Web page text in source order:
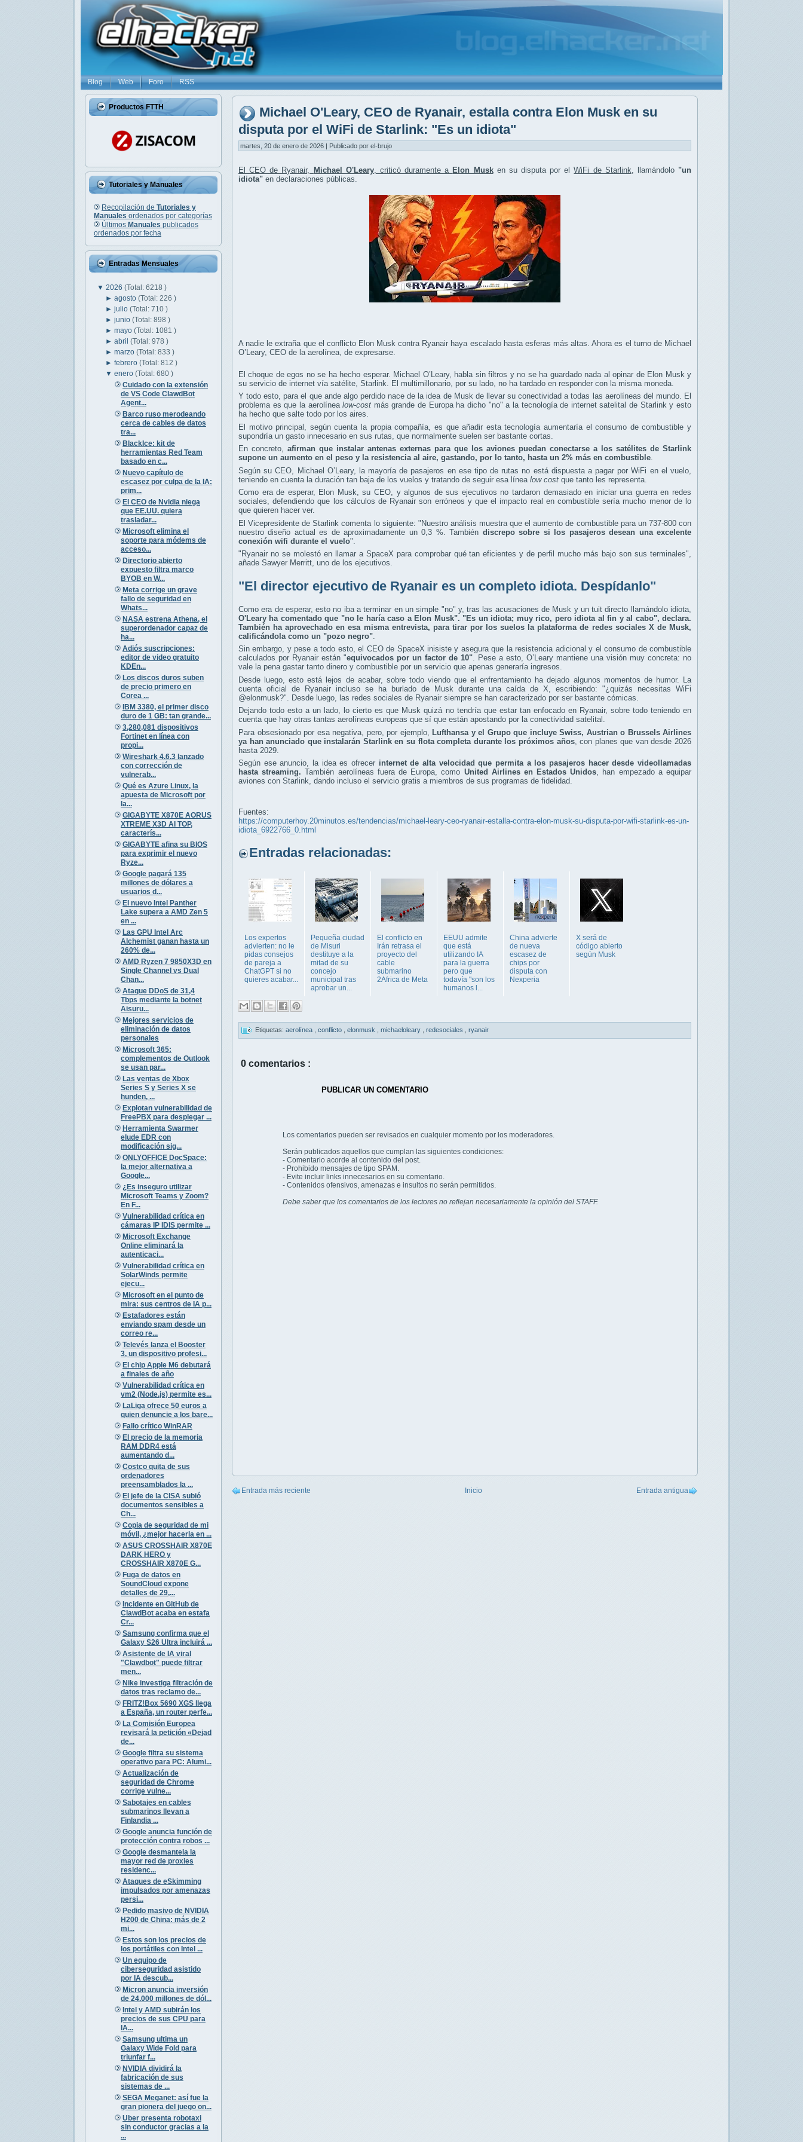
Blog Web Foro RSS
Productos FTTH
Tutoriales y Manuales
Recopilación de Tutoriales y
Manuales ordenados por categorías
Últimos Manuales publicados
ordenados por fecha
Entradas Mensuales
▼ 2026 (Total: 6218 )
►agosto(Total: 226 )
►julio(Total: 710 )
►junio(Total: 898 )
►mayo(Total: 1081 )
►abril(Total: 978 )
►marzo(Total: 833 )
►febrero(Total: 812 )
▼enero(Total: 680 )
Cuidado con la extensión
de VS Code ClawdBot
Agent...
Barco ruso merodeando
cerca de cables de datos
tra...
BlackIce: kit de
herramientas Red Team
basado en c...
Nuevo capítulo de
escasez por culpa de la IA:
prim...
El CEO de Nvidia niega
que EE.UU. quiera
trasladar...
Microsoft elimina el
soporte para módems de
acceso...
Directorio abierto
expuesto filtra marco
BYOB en W...
Meta corrige un grave
fallo de seguridad en
Whats...
NASA estrena Athena, el
superordenador capaz de
ha...
Adiós suscripciones:
editor de video gratuito
KDEn...
Los discos duros suben
de precio primero en
Corea ...
IBM 3380, el primer disco
duro de 1 GB: tan grande...
3,280,081 dispositivos
Fortinet en línea con
propi...
Wireshark 4.6.3 lanzado
con corrección de
vulnerab...
Qué es Azure Linux, la
apuesta de Microsoft por
la...
GIGABYTE X870E AORUS
XTREME X3D AI TOP,
caracterís...
GIGABYTE afina su BIOS
para exprimir el nuevo
Ryze...
Google pagará 135
millones de dólares a
usuarios d...
El nuevo Intel Panther
Lake supera a AMD Zen 5
en ...
Las GPU Intel Arc
Alchemist ganan hasta un
260% de...
AMD Ryzen 7 9850X3D en
Single Channel vs Dual
Chan...
Ataque DDoS de 31,4
Tbps mediante la botnet
Aisuru...
Mejores servicios de
eliminación de datos
personales
Microsoft 365:
complementos de Outlook
se usan par...
Las ventas de Xbox
Series S y Series X se
hunden, ...
Explotan vulnerabilidad de
FreePBX para desplegar ...
Herramienta Swarmer
elude EDR con
modificación sig...
ONLYOFFICE DocSpace:
la mejor alternativa a
Google...
¿Es inseguro utilizar
Microsoft Teams y Zoom?
En F...
Vulnerabilidad crítica en
cámaras IP IDIS permite ...
Microsoft Exchange
Online eliminará la
autenticaci...
Vulnerabilidad crítica en
SolarWinds permite
ejecu...
Microsoft en el punto de
mira: sus centros de IA p...
Estafadores están
enviando spam desde un
correo re...
Televés lanza el Booster
3, un dispositivo profesi...
El chip Apple M6 debutará
a finales de año
Vulnerabilidad crítica en
vm2 (Node.js) permite es...
LaLiga ofrece 50 euros a
quien denuncie a los bare...
Fallo crítico WinRAR
El precio de la memoria
RAM DDR4 está
aumentando d...
Costco quita de sus
ordenadores
preensamblados la ...
El jefe de la CISA subió
documentos sensibles a
Ch...
Copia de seguridad de mi
móvil, ¿mejor hacerla en ...
ASUS CROSSHAIR X870E
DARK HERO y
CROSSHAIR X870E G...
Fuga de datos en
SoundCloud expone
detalles de 29,...
Incidente en GitHub de
ClawdBot acaba en estafa
Cr...
Samsung confirma que el
Galaxy S26 Ultra incluirá ...
Asistente de IA viral
"Clawdbot" puede filtrar
men...
Nike investiga filtración de
datos tras reclamo de...
FRITZ!Box 5690 XGS llega
a España, un router perfe...
La Comisión Europea
revisará la petición «Dejad
de...
Google filtra su sistema
operativo para PC: Alumi...
Actualización de
seguridad de Chrome
corrige vulne...
Sabotajes en cables
submarinos llevan a
Finlandia ...
Google anuncia función de
protección contra robos ...
Google desmantela la
mayor red de proxies
residenc...
Ataques de eSkimming
impulsados por amenazas
persi...
Pedido masivo de NVIDIA
H200 de China: más de 2
mi...
Estos son los precios de
los portátiles con Intel ...
Un equipo de
ciberseguridad asistido
por IA descub...
Micron anuncia inversión
de 24.000 millones de dól...
Intel y AMD subirán los
precios de sus CPU para
IA...
Samsung ultima un
Galaxy Wide Fold para
triunfar f...
NVIDIA dividirá la
fabricación de sus
sistemas de ...
SEGA Meganet: así fue la
gran pionera del juego on...
Uber presenta robotaxi
sin conductor gracias a la
...
Michael O'Leary, CEO de Ryanair, estalla contra Elon Musk en su
disputa por el WiFi de Starlink: "Es un idiota"
martes, 20 de enero de 2026 | Publicado por el-brujo
El CEO de Ryanair, Michael O'Leary, criticó duramente a Elon Musken su disputa por elWiFi de Starlink , llamándolo "un
idiota" en declaraciones públicas.
A nadie le extraña que el conflicto Elon Musk contra Ryanair haya escalado hasta esferas más altas. Ahora es el turno de Michael
O’Leary, CEO de la aerolínea, de expresarse.
El choque de egos no se ha hecho esperar. Michael O’Leary, habla sin filtros y no se ha guardado nada al opinar de Elon Musk y
su servicio de internet vía satélite, Starlink. El multimillonario, por su lado, no ha tardado en responder con la misma moneda.
Y todo esto, para el que ande algo perdido nace de la idea de Musk de llevar su conectividad a todas las aerolíneas del mundo. El
problema es que la aerolínealow‑cost más grande de Europa ha dicho "no" a la tecnología de internet satelital de Starlink y esto
ha hecho que salte todo por los aires.
El motivo principal, según cuenta la propia compañía, es que añadir esta tecnología aumentaría el consumo de combustible y
supondría un gasto innecesario en sus rutas, que normalmente suelen ser bastante cortas.
En concreto, afirman que instalar antenas externas para que los aviones puedan conectarse a los satélites de Starlink
supone un aumento en el peso y la resistencia al aire, gastando, por lo tanto, hasta un 2% más en combustible.
Según su CEO, Michael O’Leary, la mayoría de pasajeros en ese tipo de rutas no está dispuesta a pagar por WiFi en el vuelo,
teniendo en cuenta la duración tan baja de los vuelos y tratando de seguir esa línea low cost que tanto les representa.
Como era de esperar, Elon Musk, su CEO, y algunos de sus ejecutivos no tardaron demasiado en iniciar una guerra en redes
sociales, defendiendo que los cálculos de Ryanair son erróneos y que el impacto real en combustible sería mucho menor de lo
que quieren hacer ver.
El Vicepresidente de Starlink comenta lo siguiente: "Nuestro análisis muestra que el aumento de combustible para un 737-800 con
nuestro diseño actual es de aproximadamente un 0,3 %. También discrepo sobre si los pasajeros desean una excelente
conexión wifi durante el vuelo".
"Ryanair no se molestó en llamar a SpaceX para comprobar qué tan eficientes y de perfil mucho más bajo son sus terminales",
añade Sawyer Merritt, uno de los ejecutivos.
"El director ejecutivo de Ryanair es un completo idiota. Despídanlo"
Como era de esperar, esto no iba a terminar en un simple "no" y, tras las acusaciones de Musk y un tuit directo llamándolo idiota,
O'Leary ha comentado que "no le haría caso a Elon Musk". "Es un idiota; muy rico, pero idiota al fin y al cabo", declara.
También ha aprovechado en esa misma entrevista, para tirar por los suelos la plataforma de redes sociales X de Musk,
calificándola como un "pozo negro"
Sin embargo, y pese a todo esto, el CEO de SpaceX inisiste y asegura que la resistencia adicional y el consumo de combustible
calculados por Ryanair están "equivocados por un factor de 10". Pese a esto, O’Leary mantiene una visión muy concreta: no
vale la pena gastar tanto dinero y combustible por un servicio que apenas generaría ingresos.
Desde luego, esto está lejos de acabar, sobre todo viendo que el enfrentamiento ha dejado algunos momentos de humor. La
cuenta oficial de Ryanair incluso se ha burlado de Musk durante una caída de X, escribiendo: "¿quizás necesitas WiFi
@elonmusk?". Desde luego, las redes sociales de Ryanair siempre se han caracterizado por ser bastante cómicas.
Dejando todo esto a un lado, lo cierto es que Musk quizá no tendría que estar tan enfocado en Ryanair, sobre todo teniendo en
cuenta que hay otras tantas aerolíneas europeas que sí que están apostando por la conectividad satelital.
Para obsesionado por esa negativa, pero, por ejemplo,
Lufthansa y el Grupo que incluye Swiss, Austrian o Brussels Airlines
ya han anunciado que instalarán Starlink en su flota completa durante los próximos años, con planes que van desde 2026
hasta 2029.
Según ese anuncio, la idea es ofrecer internet de alta velocidad que permita a los pasajeros hacer desde videollamadas
hasta streaming.También aerolíneas fuera de Europa, como United Airlines en Estados Unidos, han empezado a equipar
aviones con Starlink, dando incluso el servicio gratis a miembros de sus programas de fidelidad.
Fuentes:
https://computerhoy.20minutos.es/tendencias/michael-leary-ceo-ryanair-estalla-contra-elon-musk-su-disputa-por-wifi-starlink-es-un-
idiota_6922766_0.html
Entradas relacionadas:
Los expertos
advierten: no le
pidas consejos
de pareja a
ChatGPT si no
quieres acabar...
Pequeña ciudad
de Misuri
destituye a la
mitad de su
concejo
municipal tras
aprobar un...
El conflicto en
Irán retrasa el
proyecto del
cable
submarino
2Africa de Meta
EEUU admite
que está
utilizando IA
para la guerra
pero que
todavía "son los
humanos l...
China advierte
de nueva
escasez de
chips por
disputa con
Nexperia
X será de
código abierto
según Musk
Etiquetas: aerolínea conflicto elonmusk michaeloleary redesociales ryanair
0 comentarios :
PUBLICAR UN COMENTARIO
Los comentarios pueden ser revisados en cualquier momento por los moderadores.
Serán publicados aquellos que cumplan las siguientes condiciones:
- Comentario acorde al contenido del post.
- Prohibido mensajes de tipo SPAM.
- Evite incluir links innecesarios en su comentario.
- Contenidos ofensivos, amenazas e insultos no serán permitidos.
Debe saber que los comentarios de los lectores no reflejan necesariamente la opinión del STAFF.
Entrada más reciente Entrada antigua
Inicio